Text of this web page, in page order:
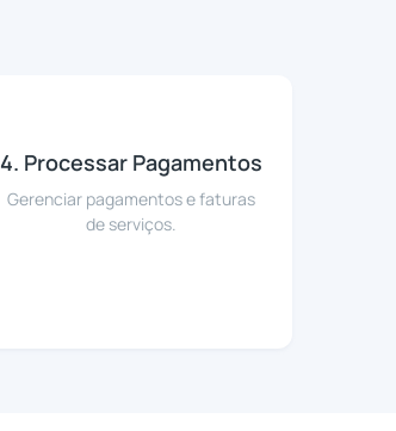
4. Processar Pagamentos
Gerenciar pagamentos e faturas
de serviços.